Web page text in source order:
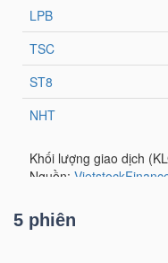
5 phiên
TIÊU
THIẾT